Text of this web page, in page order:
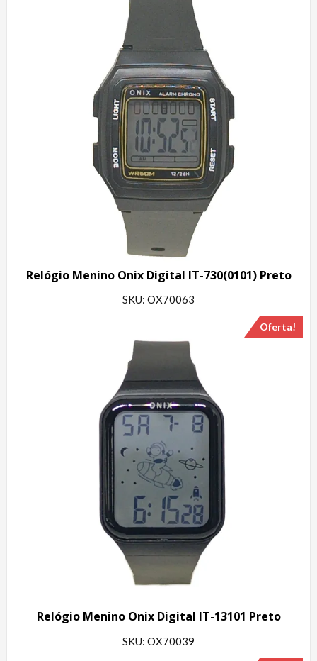
Relógio Menino Onix Digital IT-730(0101) Preto
SKU: OX70063
Oferta!
Relógio Menino Onix Digital IT-13101 Preto
SKU: OX70039